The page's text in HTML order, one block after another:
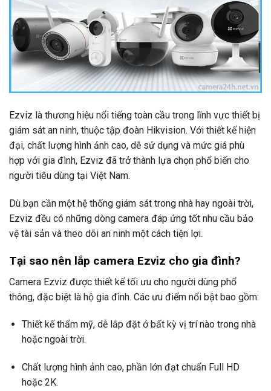
Ezviz là thương hiệu nổi tiếng toàn cầu trong lĩnh vực thiết bị
giám sát an ninh, thuộc tập đoàn Hikvision. Với thiết kế hiện
đại, chất lượng hình ảnh cao, dễ sử dụng và mức giá phù
hợp với gia đình, Ezviz đã trở thành lựa chọn phổ biến cho
người tiêu dùng tại Việt Nam.
Dù bạn cần một hệ thống giám sát trong nhà hay ngoài trời,
Ezviz đều có những dòng camera đáp ứng tốt nhu cầu bảo
vệ tài sản và theo dõi an ninh một cách tiện lợi.
Tại sao nên lắp camera Ezviz cho gia đình?
Camera Ezviz được thiết kế tối ưu cho người dùng phổ
thông, đặc biệt là hộ gia đình. Các ưu điểm nổi bật bao gồm:
Thiết kế thẩm mỹ, dễ lắp đặt ở bất kỳ vị trí nào trong nhà
hoặc ngoài trời.
Chất lượng hình ảnh cao, phần lớn đạt chuẩn Full HD
hoặc 2K.